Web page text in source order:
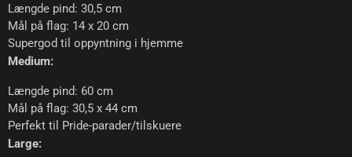
Længde pind: 30,5 cm
Mål på flag: 14 x 20 cm
Supergod til oppyntning i hjemme
Medium:
Længde pind: 60 cm
Mål på flag: 30,5 x 44 cm
Perfekt til Pride-parader/tilskuere
Large: